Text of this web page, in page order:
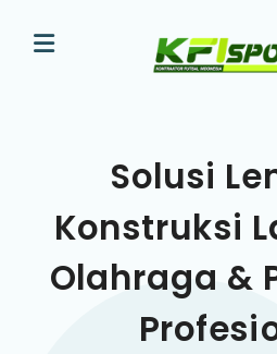
Solusi
Konstruksi
Olahraga &